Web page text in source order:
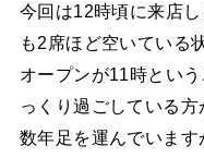
今回は12時頃に来店
も2席ほど空いている
オープンが11時とい
っくり過ごしている方
数年足を運んでいま